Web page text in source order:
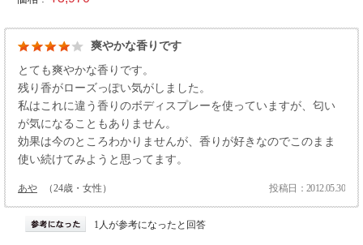
爽やかな香りです
とても爽やかな香りです。
残り香がローズっぽい気がしました。
私はこれに違う香りのボディスプレーを使っていますが、匂い
が気になることもありません。
効果は今のところわかりませんが、香りが好きなのでこのまま
使い続けてみようと思ってます。
あや （24歳・女性） 投稿日：2012.05.30
1人が参考になったと回答